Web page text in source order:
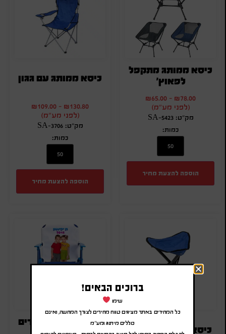
כיסא ממותג מתקפל
לפאוץ'
₪78.00
-
₪65.00
(לפני מע"מ)
מק"ט: SA-5423
כמות:
הוספה להצעת מחיר
כיסא ממותג עם גגון
₪130.80
-
₪109.00
(לפני מע"מ)
מק"ט: SA-3706
כמות:
הוספה להצעת מחיר
כיסא משולש ממותג
כיסא מתקפל לילדים
ברוכים הבאים!
שימו
כל המחירים באתר מציגים טווח מחירים לצורך המחשה, ואינם
כוללים מיתוג ומע"מ